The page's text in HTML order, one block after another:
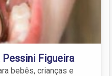
Figueira
bebês, crianças e